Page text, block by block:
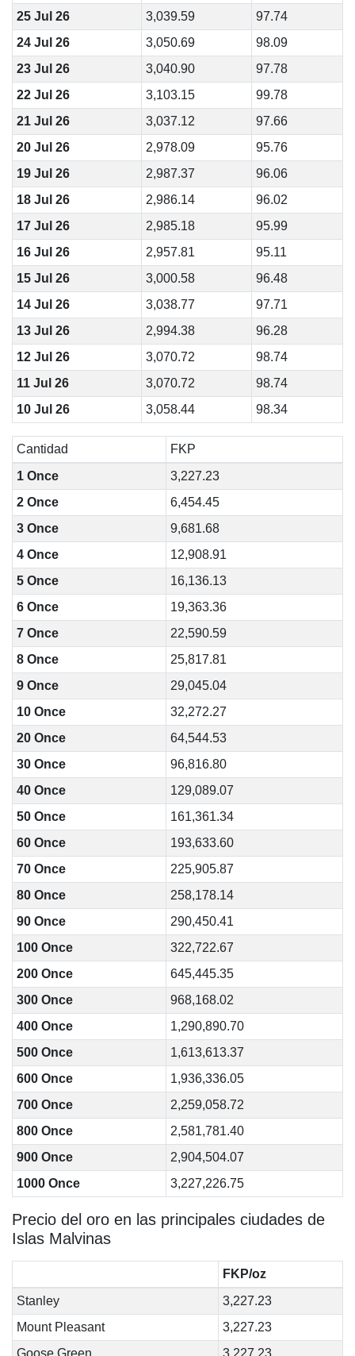
25 Jul 26
3,039.59
97.74
24 Jul 26
3,050.69
98.09
23 Jul 26
3,040.90
97.78
22 Jul 26
3,103.15
99.78
21 Jul 26
3,037.12
97.66
20 Jul 26
2,978.09
95.76
19 Jul 26
2,987.37
96.06
18 Jul 26
2,986.14
96.02
17 Jul 26
2,985.18
95.99
16 Jul 26
2,957.81
95.11
15 Jul 26
3,000.58
96.48
14 Jul 26
3,038.77
97.71
13 Jul 26
2,994.38
96.28
12 Jul 26
3,070.72
98.74
11 Jul 26
3,070.72
98.74
10 Jul 26
3,058.44 98.34
Cantidad
FKP
1 Once
3,227.23
2 Once
6,454.45
3 Once
9,681.68
4 Once
12,908.91
5 Once
16,136.13
6 Once
19,363.36
7 Once
22,590.59
8 Once
25,817.81
9 Once
29,045.04
10 Once
32,272.27
20 Once
64,544.53
30 Once
96,816.80
40 Once
129,089.07
50 Once
161,361.34
60 Once
193,633.60
70 Once
225,905.87
80 Once
258,178.14
90 Once
290,450.41
100 Once
322,722.67
200 Once
645,445.35
300 Once
968,168.02
400 Once
1,290,890.70
500 Once
1,613,613.37
600 Once
1,936,336.05
700 Once
2,259,058.72
800 Once
2,581,781.40
900 Once
2,904,504.07
1000 Once
3,227,226.75
Precio del oro en las principales ciudades de
Islas Malvinas
FKP/oz
Stanley
3,227.23
Mount Pleasant
3,227.23
Goose Green
3,227.23